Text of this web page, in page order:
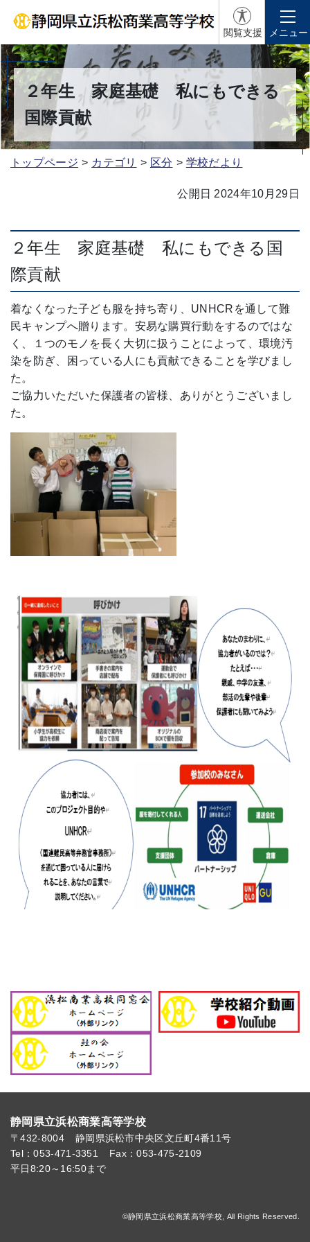
閲覧支援 メニュー
２年生 家庭基礎 私にもできる
国際貢献
トップページ カテゴリ 区分 学校だより
公開日 2024年10月29日
２年生 家庭基礎 私にもできる国
際貢献
着なくなった子ども服を持ち寄り、UNHCRを通して難
民キャンプへ贈ります。安易な購買行動をするのではな
く、１つのモノを長く大切に扱うことによって、環境汚
染を防ぎ、困っている人にも貢献できることを学びまし
た。
ご協力いただいた保護者の皆様、ありがとうございまし
た。
静岡県立浜松商業高等学校
〒432-8004
静岡県浜松市中央区文丘町4番11号
Tel：053-471-3351
Fax：053-475-2109
平日8:20～16:50まで
©静岡県立浜松商業高等学校, All Rights Reserved.